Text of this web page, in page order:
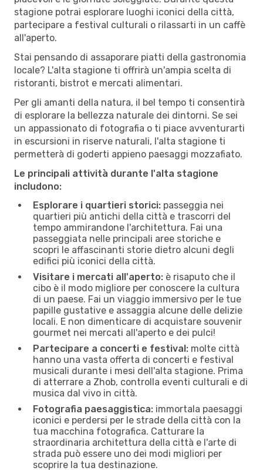
stagione potrai esplorare luoghi iconici della città,
partecipare a festival culturali o rilassarti in un caffè
all'aperto.
Stai pensando di assaporare piatti della gastronomia
locale? L'alta stagione ti offrirà un'ampia scelta di
ristoranti, bistrot e mercati alimentari.
Per gli amanti della natura, il bel tempo ti consentirà
di esplorare la bellezza naturale dei dintorni. Se sei
un appassionato di fotografia o ti piace avventurarti
in escursioni in riserve naturali, l'alta stagione ti
permetterà di goderti appieno paesaggi mozzafiato.
Le principali attività durante l'alta stagione
includono:
Esplorare i quartieri storici: passeggia nei
quartieri più antichi della città e trascorri del
tempo ammirandone l'architettura. Fai una
passeggiata nelle principali aree storiche e
scopri le affascinanti storie dietro alcuni degli
edifici più iconici della città.
Visitare i mercati all'aperto: è risaputo che il
cibo è il modo migliore per conoscere la cultura
di un paese. Fai un viaggio immersivo per le tue
papille gustative e assaggia alcune delle delizie
locali. E non dimenticare di acquistare souvenir
gourmet nei mercati all'aperto e dei pulci!
Partecipare a concerti e festival: molte città
hanno una vasta offerta di concerti e festival
musicali durante i mesi dell'alta stagione. Prima
di atterrare a Zhob, controlla eventi culturali e di
musica dal vivo in città.
Fotografia paesaggistica: immortala paesaggi
iconici e perdersi per le strade della città con la
tua macchina fotografica. Catturare la
straordinaria architettura della città e l'arte di
strada può essere uno dei modi migliori per
scoprire la tua destinazione.